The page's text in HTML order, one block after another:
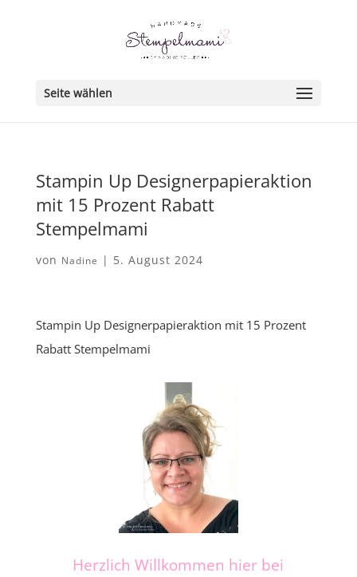
Seite wählen
Stampin Up Designerpapieraktion
mit 15 Prozent Rabatt
Stempelmami
von Nadine | 5. August 2024
Stampin Up Designerpapieraktion mit 15 Prozent
Rabatt Stempelmami
Herzlich Willkommen hier bei